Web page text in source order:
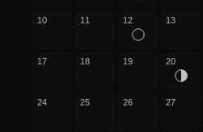
10 11 12 13
17 18 19 20
24 25 26 27